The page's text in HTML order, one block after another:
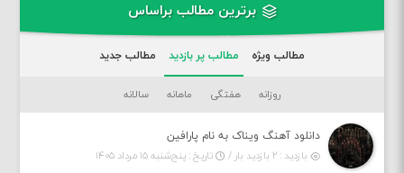
برترین مطالب براساس
مطالب ویژه مطالب پر بازدید مطالب جدید
روزانه هفتگی ماهانه سالانه
دانلود آهنگ ویناک به نام پارافین
بازدید : ۲ بازدید بار /
تاریخ : پنج‌شنبه ۱۵ مرداد ۱۴۰۵